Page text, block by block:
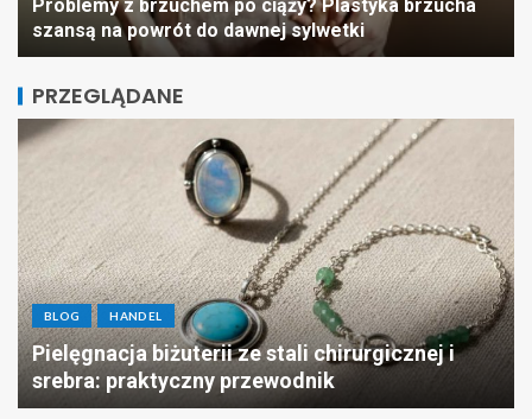
Problemy z brzuchem po ciąży? Plastyka brzucha
szansą na powrót do dawnej sylwetki
PRZEGLĄDANE
BLOG HANDEL
Pielęgnacja biżuterii ze stali chirurgicznej i
srebra: praktyczny przewodnik